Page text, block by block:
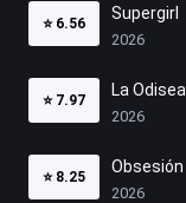
⭐ 6.56
Supergirl
2026
⭐ 7.97
La Odisea
2026
⭐ 8.25
Obsesión
2026